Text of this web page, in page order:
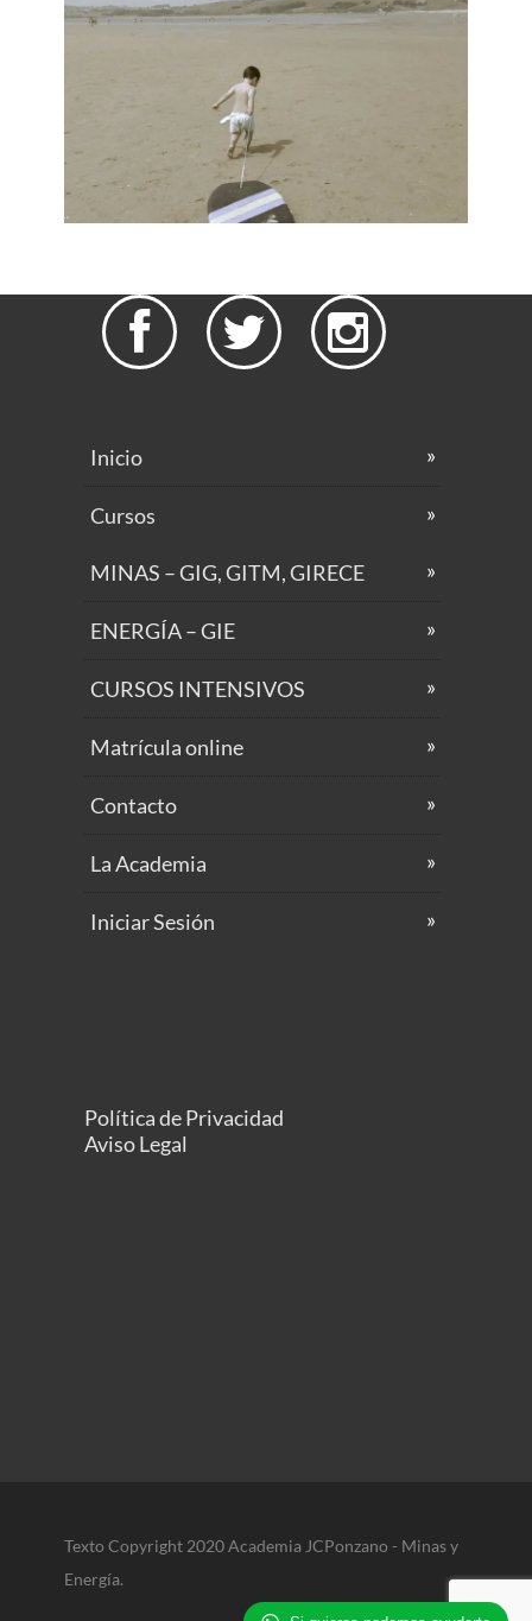
  
Inicio
Cursos
MINAS – GIG, GITM, GIRECE
ENERGÍA – GIE
CURSOS INTENSIVOS
Matrícula online
Contacto
La Academia
Iniciar Sesión
Política de Privacidad
Aviso Legal
Texto Copyright 2020 Academia JCPonzano - Minas y
Energía.